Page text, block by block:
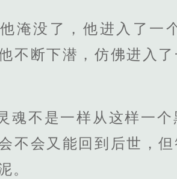
淹没了，他进入了一
不断下潜，仿佛进入
魂不是一样从这样一
不会又能回到后世，
。